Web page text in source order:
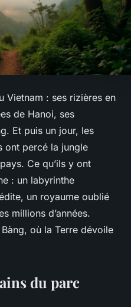
Vietnam : ses rizières en
de Hanoi, ses
Et puis un jour, les
ont percé la jungle
Ce qu’ils y ont
: un labyrinthe
un royaume oublié
millions d’années.
où la Terre dévoile
du parc